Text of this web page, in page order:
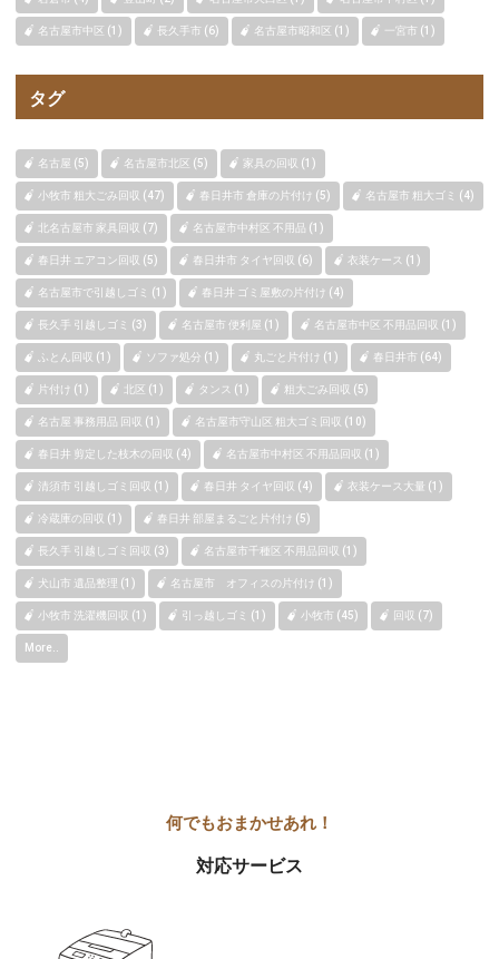
名古屋市中区 (1) 長久手市 (6) 名古屋市昭和区 (1) 一宮市 (1)
タグ
名古屋 (5) 名古屋市北区 (5) 家具の回収 (1)
小牧市 粗大ごみ回収 (47) 春日井市 倉庫の片付け (5) 名古屋市 粗大ゴミ (4)
北名古屋市 家具回収 (7) 名古屋市中村区 不用品 (1)
春日井 エアコン回収 (5) 春日井市 タイヤ回収 (6) 衣装ケース (1)
名古屋市で引越しゴミ (1) 春日井 ゴミ屋敷の片付け (4)
長久手 引越しゴミ (3) 名古屋市 便利屋 (1) 名古屋市中区 不用品回収 (1)
ふとん回収 (1) ソファ処分 (1) 丸ごと片付け (1) 春日井市 (64)
片付け (1) 北区 (1) タンス (1) 粗大ごみ回収 (5)
名古屋 事務用品 回収 (1) 名古屋市守山区 粗大ゴミ回収 (10)
春日井 剪定した枝木の回収 (4) 名古屋市中村区 不用品回収 (1)
清須市 引越しゴミ回収 (1) 春日井 タイヤ回収 (4) 衣装ケース大量 (1)
冷蔵庫の回収 (1) 春日井 部屋まるごと片付け (5)
長久手 引越しゴミ回収 (3) 名古屋市千種区 不用品回収 (1)
犬山市 遺品整理 (1) 名古屋市 オフィスの片付け (1)
小牧市 洗濯機回収 (1) 引っ越しゴミ (1) 小牧市 (45) 回収 (7)
More..
対応サービス